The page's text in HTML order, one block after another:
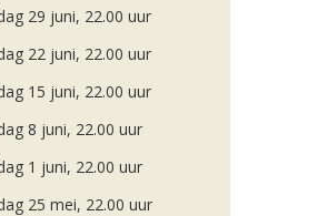
29 juni, 22.00 uur
22 juni, 22.00 uur
15 juni, 22.00 uur
8 juni, 22.00 uur
1 juni, 22.00 uur
25 mei, 22.00 uur